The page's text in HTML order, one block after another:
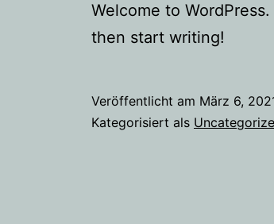
Welcome to
then start writing!
Veröffentlicht am März 6,
Kategorisiert als